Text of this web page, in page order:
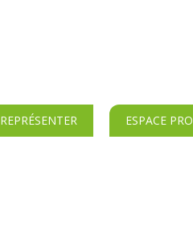
REPRÉSENTER ESPACE PRO